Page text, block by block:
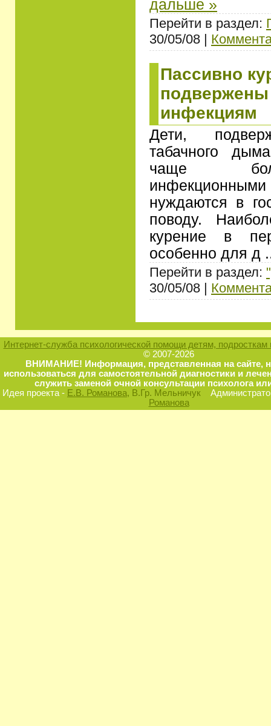
дальше »
Перейти в раздел:
30/05/08 |
Пассивно
инфекциям
Дети,
табачного
чаще
нуждаются в
поводу.
курение в
особенно для д
Перейти в раздел:
30/05/08 |
Интернет-служба психологической помощи детям, подросткам
© 2007-2026
ВНИМАНИЕ! Информация, представленная на сайте,
использоваться для самостоятельной диагностики и
служить заменой очной консультации психолога
Идея проекта - Е.В. Романова, В.Гр. Мельничук
Романова